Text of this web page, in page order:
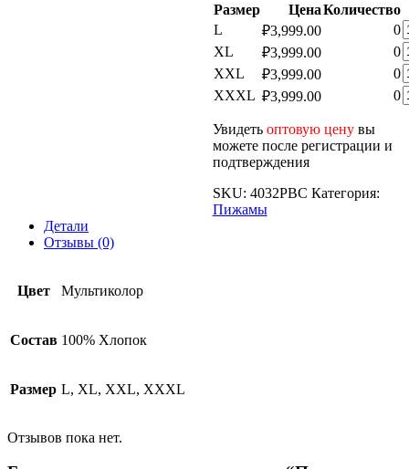
Размер ЦенаКоличество
L
₽3,999.00 0
XL ₽3,999.00 0
XXL ₽3,999.00 0
XXXL ₽3,999.00 0
Увидеть оптовую ценувы
можете после регистрации и
подтверждения
SKU: 4032PBC Категория:
Пижамы
Детали
Отзывы (0)
Цвет Мультиколор
Состав 100% Хлопок
Размер L, XL, XXL, XXXL
Отзывов пока нет.